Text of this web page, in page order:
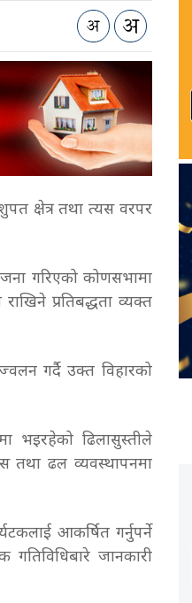
क्षेत्र तथा त्यस वरपर
गरिएको कोणसभामा
प्रतिबद्धता व्यक्त
गर्दै उक्त विहारको
भइरहेको ढिलासुस्तीले
तथा ढल व्यवस्थापनमा
आकर्षित गर्नुपर्ने
गतिविधिबारे जानकारी